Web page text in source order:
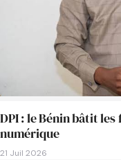
DPI : le Bénin bâtit
numérique
21 Juil 2026